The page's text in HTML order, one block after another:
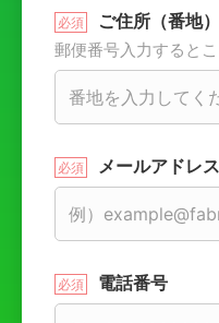
ご住所（番地）
郵便番号入力すると
メールアドレス
電話番号